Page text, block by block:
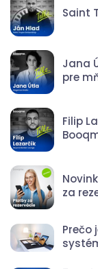
Saint
Jana
pre
Filip
za
Prečo